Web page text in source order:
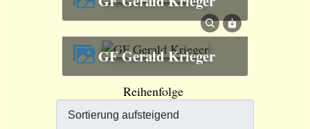
GF Gerald Krieger
Reihenfolge